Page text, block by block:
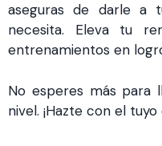
aseguras de darle a
necesita. Eleva tu
entrenamientos en
No esperes más para
nivel. ¡Hazte con el